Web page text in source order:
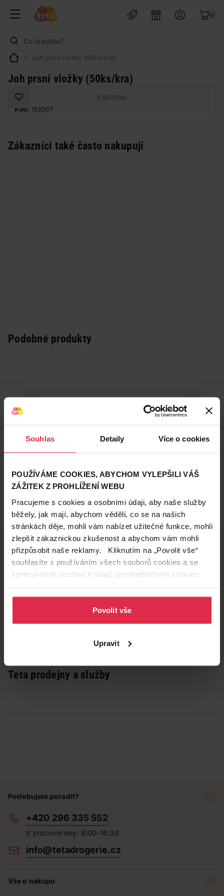
Souhlas Detaily Více o cookies
POUŽÍVÁME COOKIES, ABYCHOM VYLEPŠILI VÁŠ
ZÁŽITEK Z PROHLÍŽENÍ WEBU
Pracujeme s cookies a osobními údaji, aby naše služby
běžely, jak mají, abychom věděli, co se na našich
stránkách děje, mohli vám nabízet užitečné funkce, mohli
zlepšit zákaznickou zkušenost a abychom vám mohli
přizpůsobit naše reklamy. Kliknutím na „Povolit vše“
souhlasíte s používáním všech souborů cookies a se
zpracováním osobních údajů prostřednictvím cookies.
osobních údajů.
Povolit vše
Upravit
0
Joh prsní vložky (50ks/kra)
Joh prsní vložky (50ks/kra)
0,00 Kč/ks
Kód: 159307
Zákazníci také často nakupují
Podobné produkty
Doručení zdarma
při nákupu nad 1 200 Kč
Věrnostní slevy
ušetřete s Teta klubem
Vyzvednutí na
Široká síť prodejen
Teta prodejny a služby
Potřebujete poradit?
+420 296 335 552
V pracovní dny: 8:00–16:30
info@tetadrogerie.cz
Vše o nákupu